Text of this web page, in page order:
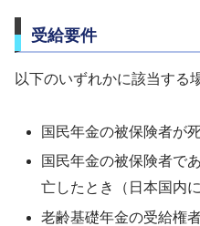
受給要件
以下のいずれかに該当する
国民年金の被保険者が
国民年金の被保険者で
亡したとき（日本国内
老齢基礎年金の受給権